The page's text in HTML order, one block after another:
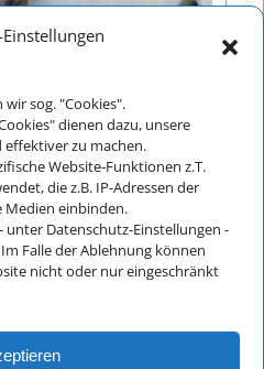
sog. "Cookies".
dienen dazu, unsere
zu machen.
Website-Funktionen z.T.
die z.B. IP-Adressen der
einbinden.
unter Datenschutz-Einstellungen -
Falle der Ablehnung können
nicht oder nur eingeschränkt